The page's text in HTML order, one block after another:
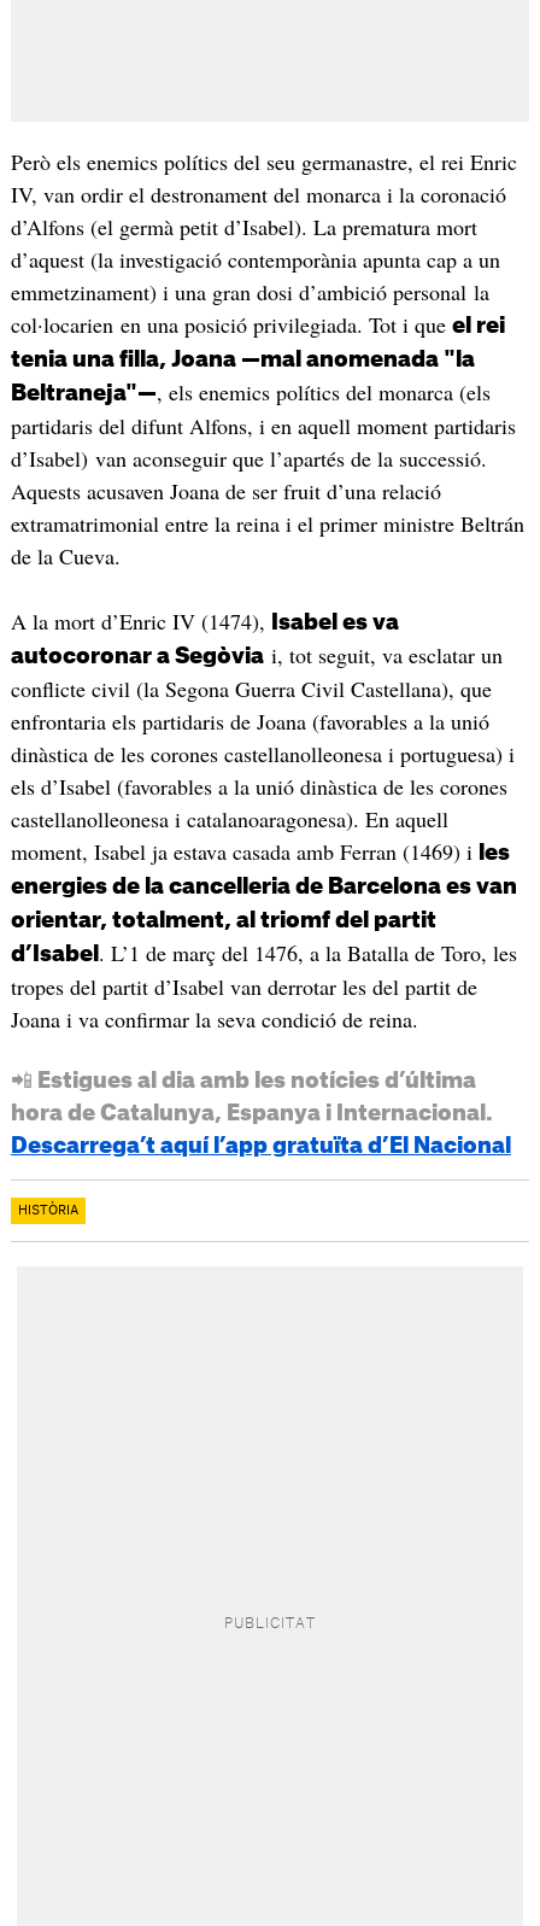
Però els enemics polítics del seu germanastre, el rei Enric
IV, van ordir el destronament del monarca i la coronació
d’Alfons (el germà petit d’Isabel). La prematura mort
d’aquest (la investigació contemporània apunta cap a un
emmetzinament) i una gran dosi d’ambició personal la
col·locarien en una posició privilegiada. Tot i que el rei
tenia una filla, Joana —mal anomenada "la
Beltraneja"—, els enemics polítics del monarca (els
partidaris del difunt Alfons, i en aquell moment partidaris
d’Isabel) van aconseguir que l’apartés de la successió.
Aquests acusaven Joana de ser fruit d’una relació
extramatrimonial entre la reina i el primer ministre Beltrán
de la Cueva.
A la mort d’Enric IV (1474),
Isabel es va
autocoronar a Segòviai, tot seguit, va esclatar un
conflicte civil (la Segona Guerra Civil Castellana), que
enfrontaria els partidaris de Joana (favorables a la unió
dinàstica de les corones castellanolleonesa i portuguesa) i
els d’Isabel (favorables a la unió dinàstica de les corones
castellanolleonesa i catalanoaragonesa). En aquell
moment, Isabel ja estava casada amb Ferran (1469) i
les
energies de la cancelleria de Barcelona es van
orientar, totalment, al triomf del partit
d’Isabel . L’1 de març del 1476, a la Batalla de Toro, les
tropes del partit d’Isabel van derrotar les del partit de
Joana i va confirmar la seva condició de reina.
📲 Estigues al dia amb les notícies d’última
hora de Catalunya, Espanya i Internacional.
Descarrega’t aquí l’app gratuïta d’El Nacional
HISTÒRIA